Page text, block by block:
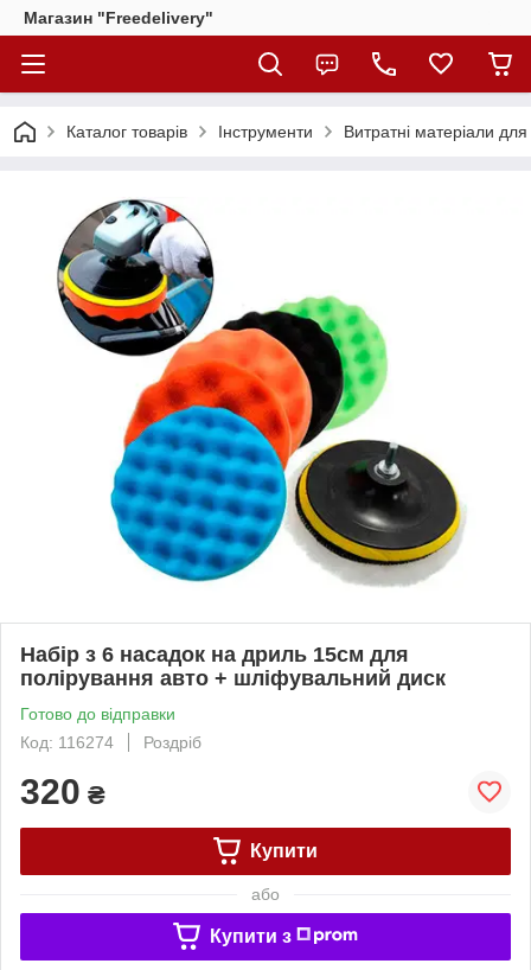
Магазин "Freedelivery"
Каталог товарів Інструменти Витратні матеріали для
Набір з 6 насадок на дриль 15см для
полірування авто + шліфувальний диск
Готово до відправки
Код: 116274
Роздріб
320 ₴
Купити
або
Купити з